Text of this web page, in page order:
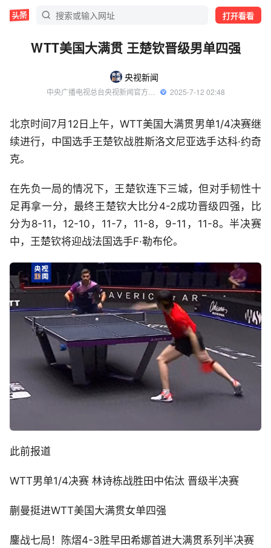
打开看看
WTT美国大满贯 王楚钦晋级男单四强
央视新闻
  2025-7-12 02:48
北京时间7月12日上午，WTT美国大满贯男单1/4决赛继
续进行，中国选手王楚钦战胜斯洛文尼亚选手达科·约奇
克。
在先负一局的情况下，王楚钦连下三城，但对手韧性十
足再拿一分，最终王楚钦大比分4-2成功晋级四强，比
分为8-11，12-10，11-7，11-8，9-11，11-8。半决赛
中，王楚钦将迎战法国选手F·勒布伦。
此前报道
WTT男单1/4决赛 林诗栋战胜田中佑汰 晋级半决赛
蒯曼挺进WTT美国大满贯女单四强
鏖战七局！陈熠4-3胜早田希娜首进大满贯系列半决赛